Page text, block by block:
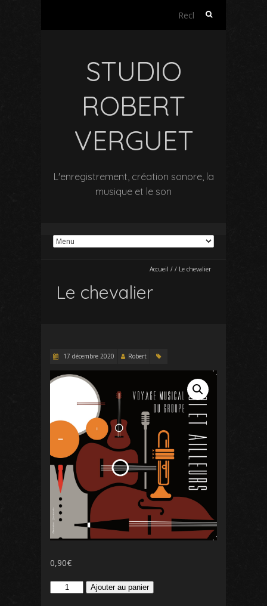
Rechercher :
STUDIO
ROBERT
VERGUET
L'enregistrement, création sonore, la
musique et le son
Accueil / / Le chevalier
Le chevalier
17 décembre 2020 Robert
0,90€
quantité
Ajouter au panier